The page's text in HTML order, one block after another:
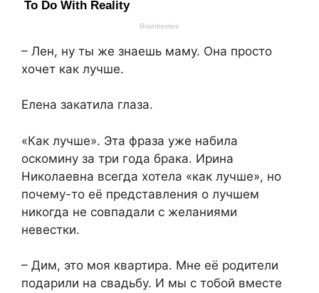
– Лен, ну ты же знаешь маму. Она просто
хочет как лучше.
Елена закатила глаза.
«Как лучше». Эта фраза уже набила
оскомину за три года брака. Ирина
Николаевна всегда хотела «как лучше», но
почему-то её представления о лучшем
никогда не совпадали с желаниями
невестки.
– Дим, это моя квартира. Мне её родители
подарили на свадьбу. И мы с тобой вместе